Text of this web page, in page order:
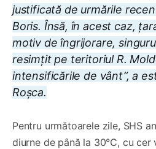
justificată de urmările
Boris. Însă, în acest caz,
motiv de îngrijorare,
resimțit pe teritoriul R.
intensificările de vânt”, a
Roşca.
Pentru următoarele zile, SHS
diurne de până la 30°C, cu cer